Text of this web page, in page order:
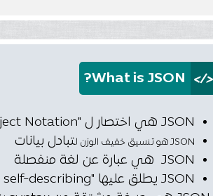
</>
What is JSON?
JSON هي اختصار ل "Java Script Object Notation" وهي تعني "رموز جافاسكريبت "
JSON هو تنسيق خفيف الوزن ل
تبادل بيانات
JSON هي عبارة عن لغة منفصلة
JSON يطلق عليها "self-describing " اي انها ذاتية الوصف ولا تحتاج الي مفسر